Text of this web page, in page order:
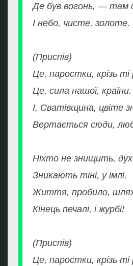
Де був вогонь, — там
І небо, чисте, золоте.
(Приспів)
Це, паростки, крізь ті
Це, сила нашої, країни.
І, Сватівщина, цвіте
Вертається сюди,
Ніхто не знищить, дух
Зникають тіні, у імлі.
Життя, пробило, шлях
Кінець печалі, і журбі!
(Приспів)
Це, паростки, крізь ті